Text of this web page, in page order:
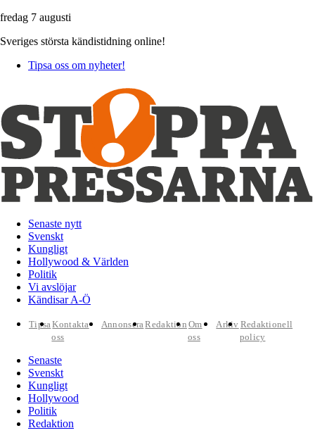
fredag 7 augusti
Sveriges största kändistidning online!
Tipsa oss om nyheter!
Senaste nytt
Svenskt
Kungligt
Hollywood & Världen
Politik
Vi avslöjar
Kändisar A-Ö
TipsaKontakta
oss
AnnonseraRedaktion Om
oss
Arkiv Redaktionell
policy
Senaste
Svenskt
Kungligt
Hollywood
Politik
Redaktion